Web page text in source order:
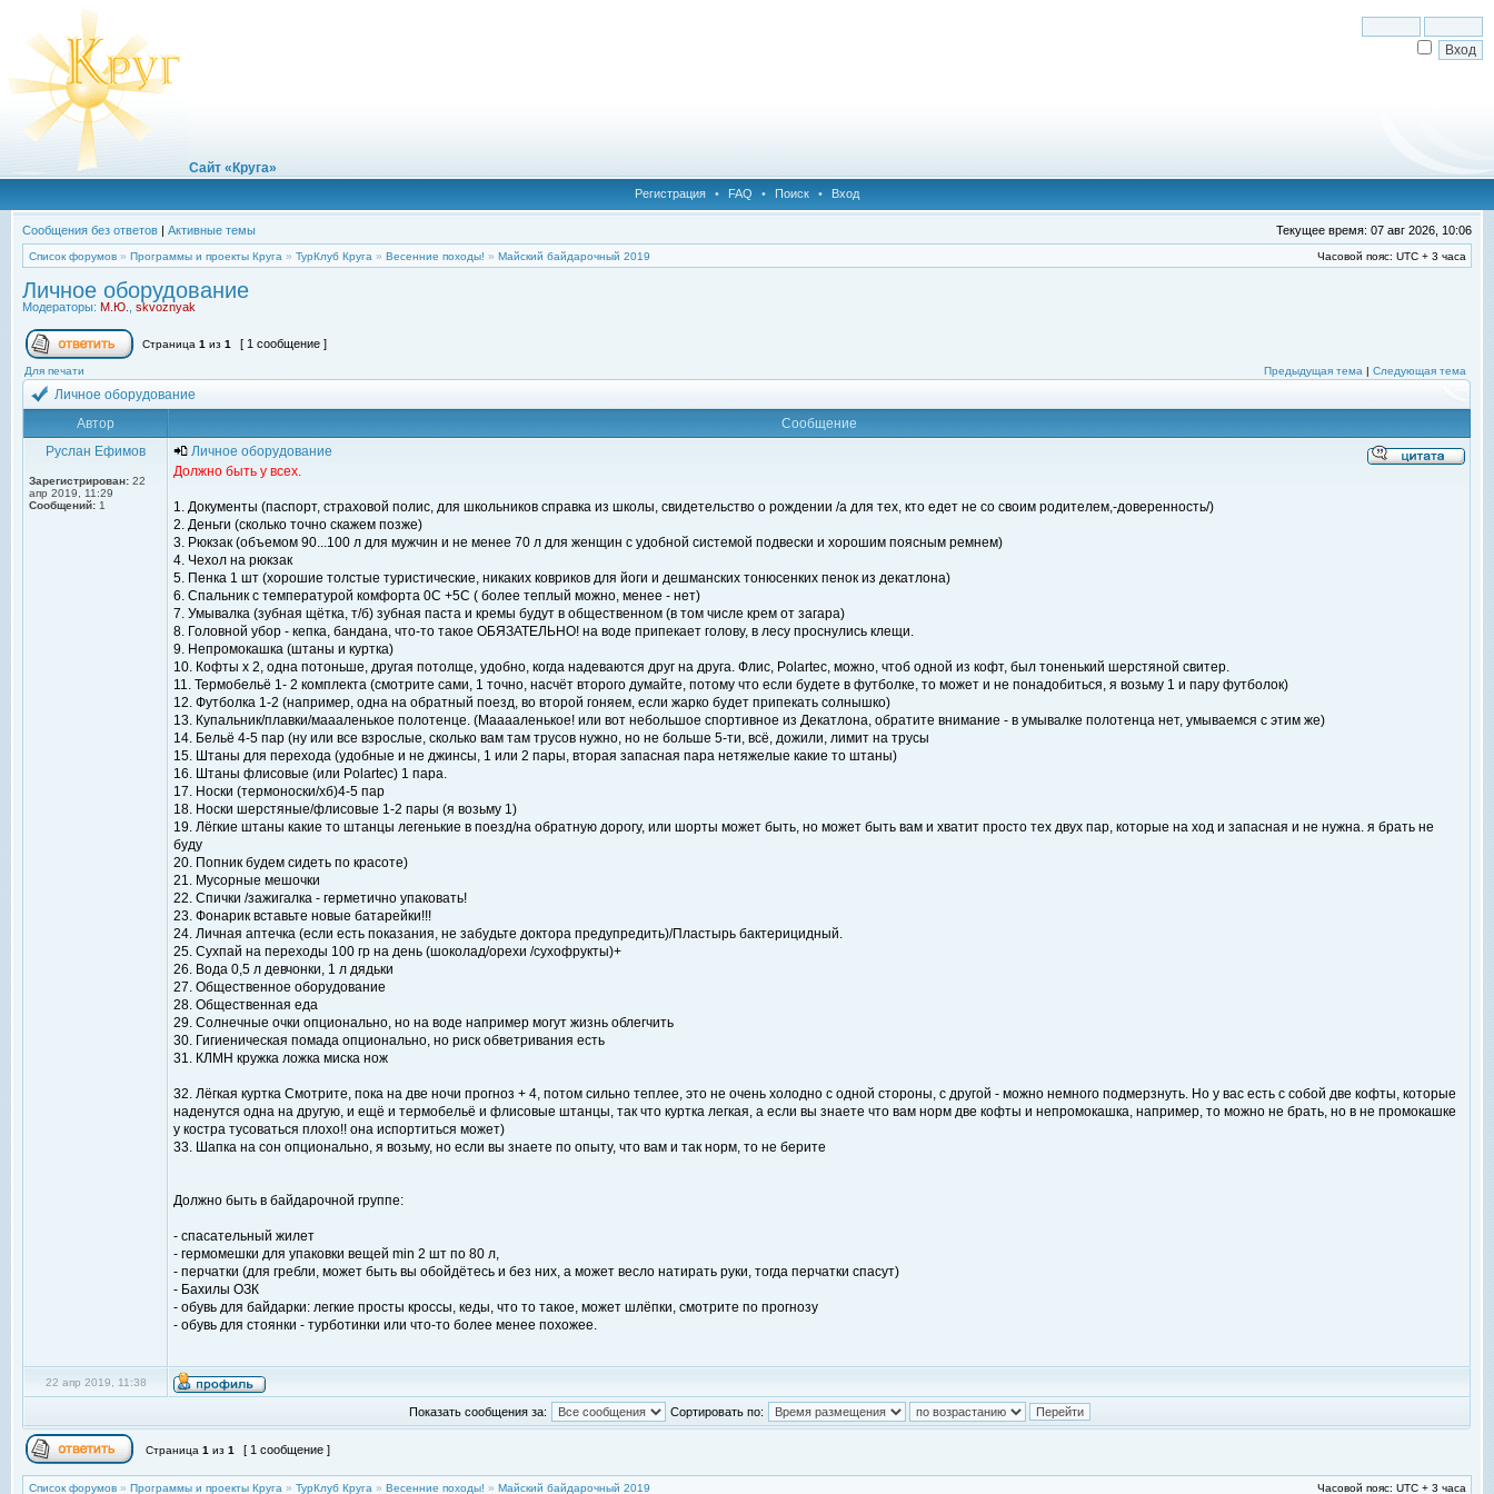
Сайт «Круга»
Регистрация • FAQ • Поиск • Вход
Сообщения без ответов | Активные темы Текущее время: 07 авг 2026, 10:06
Список форумов » Программы и проекты Круга » ТурКлуб Круга » Весенние походы! » Майский байдарочный 2019 Часовой пояс: UTC + 3 часа
Личное оборудование
Модераторы: М.Ю. skvoznyak
Страница 1 из 1 [ 1 сообщение ]
Для печати Предыдущая тема | Следующая тема
Личное оборудование
Автор
Сообщение
Руслан Ефимов
Зарегистрирован: 22
апр 2019, 11:29
Сообщений: 1
Личное оборудование
Должно быть у всех.
1. Документы (паспорт, страховой полис, для школьников справка из школы, свидетельство о рождении /а для тех, кто едет не со своим родителем,-доверенность/)
2. Деньги (сколько точно скажем позже)
3. Рюкзак (объемом 90...100 л для мужчин и не менее 70 л для женщин с удобной системой подвески и хорошим поясным ремнем)
4. Чехол на рюкзак
5. Пенка 1 шт (хорошие толстые туристические, никаких ковриков для йоги и дешманских тонюсенких пенок из декатлона)
6. Спальник с температурой комфорта 0С +5С ( более теплый можно, менее - нет)
7. Умывалка (зубная щётка, т/б) зубная паста и кремы будут в общественном (в том числе крем от загара)
8. Головной убор - кепка, бандана, что-то такое ОБЯЗАТЕЛЬНО! на воде припекает голову, в лесу проснулись клещи.
9. Непромокашка (штаны и куртка)
10. Кофты х 2, одна потоньше, другая потолще, удобно, когда надеваются друг на друга. Флис, Polartec, можно, чтоб одной из кофт, был тоненький шерстяной свитер.
11. Термобельё 1- 2 комплекта (смотрите сами, 1 точно, насчёт второго думайте, потому что если будете в футболке, то может и не понадобиться, я возьму 1 и пару футболок)
12. Футболка 1-2 (например, одна на обратный поезд, во второй гоняем, если жарко будет припекать солнышко)
13. Купальник/плавки/маааленькое полотенце. (Мааааленькое! или вот небольшое спортивное из Декатлона, обратите внимание - в умывалке полотенца нет, умываемся с этим же)
14. Бельё 4-5 пар (ну или все взрослые, сколько вам там трусов нужно, но не больше 5-ти, всё, дожили, лимит на трусы
15. Штаны для перехода (удобные и не джинсы, 1 или 2 пары, вторая запасная пара нетяжелые какие то штаны)
16. Штаны флисовые (или Polartec) 1 пара.
17. Носки (термоноски/хб)4-5 пар
18. Носки шерстяные/флисовые 1-2 пары (я возьму 1)
19. Лёгкие штаны какие то штанцы легенькие в поезд/на обратную дорогу, или шорты может быть, но может быть вам и хватит просто тех двух пар, которые на ход и запасная и не нужна. я брать не
буду
20. Попник будем сидеть по красоте)
21. Мусорные мешочки
22. Спички /зажигалка - герметично упаковать!
23. Фонарик вставьте новые батарейки!!!
24. Личная аптечка (если есть показания, не забудьте доктора предупредить)/Пластырь бактерицидный.
25. Сухпай на переходы 100 гр на день (шоколад/орехи /сухофрукты)+
26. Вода 0,5 л девчонки, 1 л дядьки
27. Общественное оборудование
28. Общественная еда
29. Солнечные очки опционально, но на воде например могут жизнь облегчить
30. Гигиеническая помада опционально, но риск обветривания есть
31. КЛМН кружка ложка миска нож
32. Лёгкая куртка Смотрите, пока на две ночи прогноз + 4, потом сильно теплее, это не очень холодно с одной стороны, с другой - можно немного подмерзнуть. Но у вас есть с собой две кофты, которые
наденутся одна на другую, и ещё и термобельё и флисовые штанцы, так что куртка легкая, а если вы знаете что вам норм две кофты и непромокашка, например, то можно не брать, но в не промокашке
у костра тусоваться плохо!! она испортиться может)
33. Шапка на сон опционально, я возьму, но если вы знаете по опыту, что вам и так норм, то не берите
Должно быть в байдарочной группе:
- спасательный жилет
- гермомешки для упаковки вещей min 2 шт по 80 л,
- перчатки (для гребли, может быть вы обойдётесь и без них, а может весло натирать руки, тогда перчатки спасут)
- Бахилы ОЗК
- обувь для байдарки: легкие просты кроссы, кеды, что то такое, может шлёпки, смотрите по прогнозу
- обувь для стоянки - турботинки или что-то более менее похожее.
22 апр 2019, 11:38
Показать сообщения за: Сортировать по:
Страница 1 из 1 [ 1 сообщение ]
Список форумов » Программы и проекты Круга » ТурКлуб Круга » Весенние походы! » Майский байдарочный 2019 Часовой пояс: UTC + 3 часа